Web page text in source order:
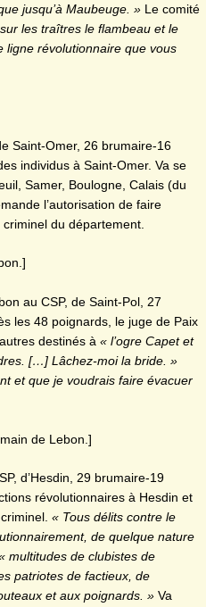
jusqu’à Maubeuge. » Le comité
les traîtres le flambeau et le
ligne révolutionnaire que vous
Saint-Omer, 26 brumaire-16
individus à Saint-Omer. Va se
Samer, Boulogne, Calais (du
l’autorisation de faire
du département.
au CSP, de Saint-Pol, 27
les 48 poignards, le juge de Paix
destinés à « l’ogre Capet et
[…] Lâchez-moi la bride. »
et que je voudrais faire évacuer
de Lebon.]
d’Hesdin, 29 brumaire-19
révolutionnaires à Hesdin et
« Tous délits contre le
de quelque nature
multitudes de clubistes de
patriotes de factieux, de
et aux poignards. » Va